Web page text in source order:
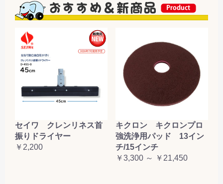
セイワ クレンリネス首
振りドライヤー
￥2,200
キクロン キクロンプロ
強洗浄用パッド 13イン
チ/15インチ
￥3,300 ～ ￥21,450